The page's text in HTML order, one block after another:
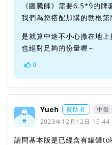
《圖騰師》需要6.5*9的牌
我們為您搭配加購的勃根第
是就算中途不小心撒在地上
也絕對足夠的份量喔～
0
Yueh 贊助者
中殼
2023年12月12日 15:44
請問基本版是已經含有罐罐